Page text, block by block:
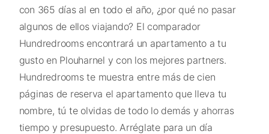
con 365 días al en todo el año, ¿por qué no pasar
algunos de ellos viajando? El comparador
Hundredrooms encontrará un apartamento a tu
gusto en Plouharnel y con los mejores partners.
Hundredrooms te muestra entre más de cien
páginas de reserva el apartamento que lleva tu
nombre, tú te olvidas de todo lo demás y ahorras
tiempo y presupuesto. Arréglate para un día